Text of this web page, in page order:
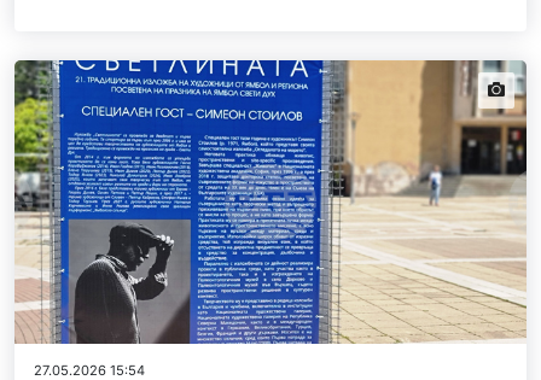
27.05.2026 15:54